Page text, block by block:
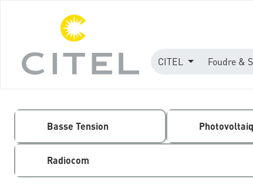
CITEL Foudre &
Basse Tension
Radiocom